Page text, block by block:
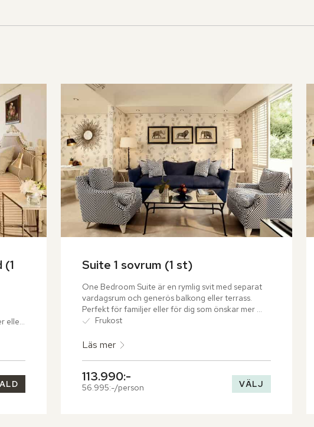
eller
Suite 1 sovrum (1 st)
One Bedroom Suite är en rymlig svit med separat
vardagsrum och generös balkong eller terrass.
Perfekt för familjer eller för dig som önskar mer
utrymme. Här ges gott om plats att både umgås
Frukost
Läs mer
113.990:-
56.995:-/person VÄLJ